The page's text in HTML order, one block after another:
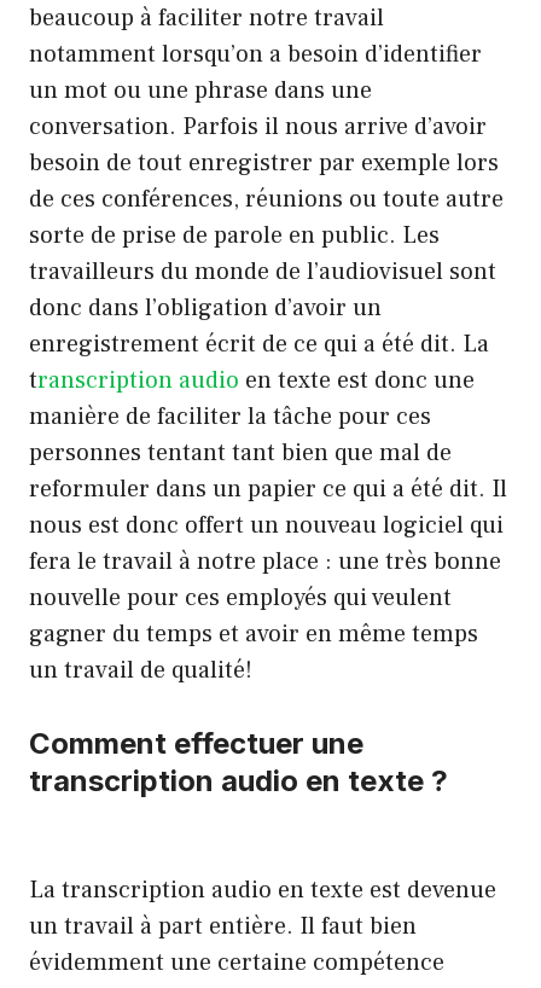
beaucoup à faciliter notre travail
notamment lorsqu’on a besoin d’identifier
un mot ou une phrase dans une
conversation. Parfois il nous arrive d’avoir
besoin de tout enregistrer par exemple lors
de ces conférences, réunions ou toute autre
sorte de prise de parole en public. Les
travailleurs du monde de l’audiovisuel sont
donc dans l’obligation d’avoir un
enregistrement écrit de ce qui a été dit. La
transcription audio en texte est donc une
manière de faciliter la tâche pour ces
personnes tentant tant bien que mal de
reformuler dans un papier ce qui a été dit. Il
nous est donc offert un nouveau logiciel qui
fera le travail à notre place : une très bonne
nouvelle pour ces employés qui veulent
gagner du temps et avoir en même temps
un travail de qualité!
Comment effectuer une
transcription audio en texte ?
La transcription audio en texte est devenue
un travail à part entière. Il faut bien
évidemment une certaine compétence